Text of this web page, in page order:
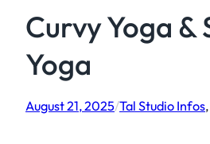
Curvy Yoga &
Yoga
August 21, 2025/Tal Studio Infos,